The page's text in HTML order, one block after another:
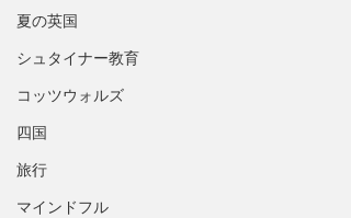
夏の英国
シュタイナー教育
コッツウォルズ
四国
旅行
マインドフル